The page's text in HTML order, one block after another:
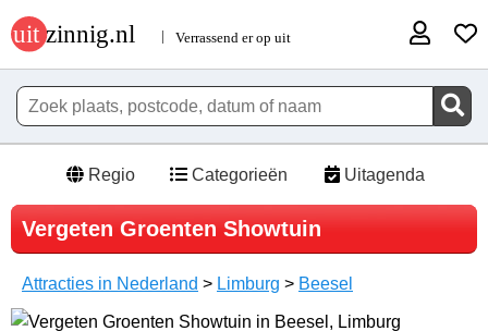
Regio Categorieën Uitagenda
Vergeten Groenten Showtuin
Attracties in Nederland > Limburg > Beesel